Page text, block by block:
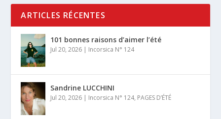
ARTICLES RÉCENTES
101 bonnes raisons d’aimer l’été
Jul 20, 2026 | Incorsica N° 124
Sandrine LUCCHINI
Jul 20, 2026 | Incorsica N° 124, PAGES D’ÉTÉ